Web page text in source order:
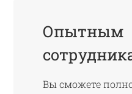
Опытным
Вы сможете